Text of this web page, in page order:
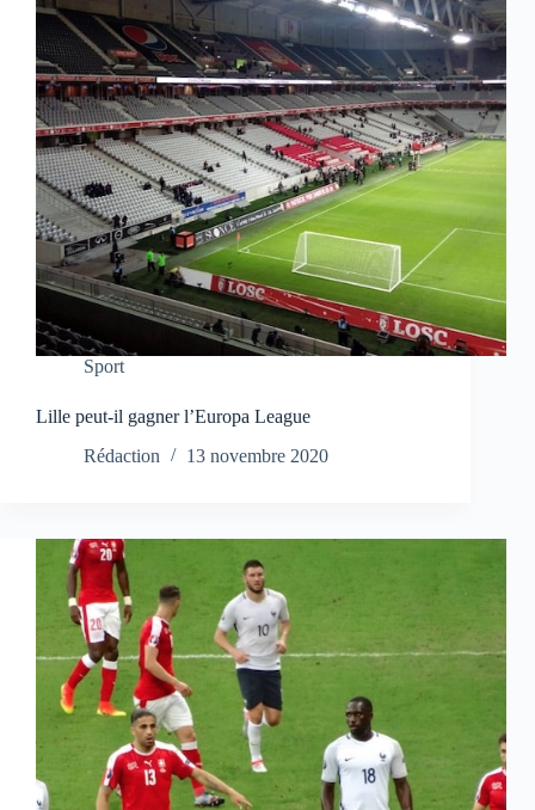
Sport
Lille peut-il gagner l’Europa League
Rédaction
13 novembre 2020